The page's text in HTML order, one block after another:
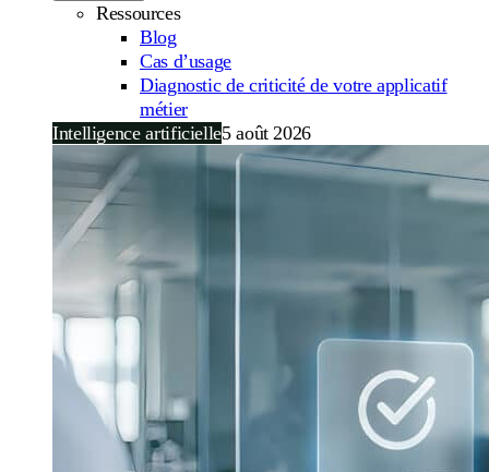
Ressources
Blog
Cas d’usage
Diagnostic de criticité de votre applicatif
métier
Intelligence artificielle5 août 2026